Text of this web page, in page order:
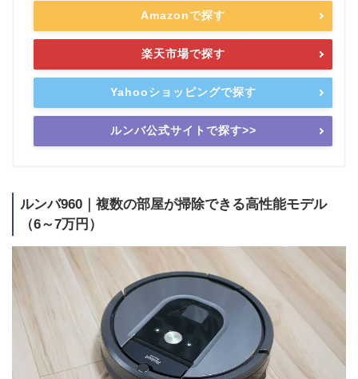
Amazonで探す
楽天市場で探す
Yahooショッピングで探す
ルンバ公式サイトで探す>>
ルンバ960｜複数の部屋が掃除できる高性能モデル
（6～7万円）